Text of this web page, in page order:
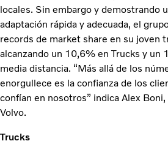
locales. Sin embargo y demostrando
adaptación rápida y adecuada, el
records de market share en su joven
alcanzando un 10,6% en Trucks y un
media distancia. “Más allá de los
enorgullece es la confianza de los
confían en nosotros” indica Alex
Volvo.
Trucks